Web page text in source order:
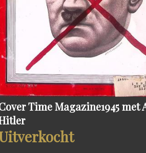
Time Magazine1945 met